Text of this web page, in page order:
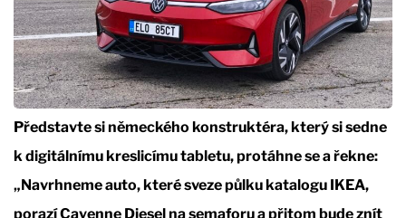
Představte si německého konstruktéra, který si sedne
k digitálnímu kreslicímu tabletu, protáhne se a řekne:
„Navrhneme auto, které sveze půlku katalogu IKEA,
porazí Cayenne Diesel na semaforu a přitom bude znít